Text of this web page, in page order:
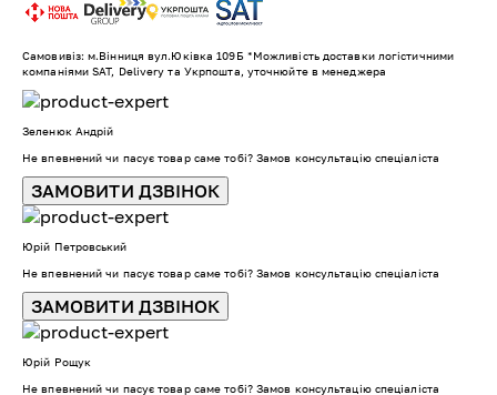
Самовивіз: м.Вінниця вул.Юківка 109Б *Можливість доставки логістичними
компаніями SAT, Delivery та Укрпошта, уточнюйте в менеджера
Зеленюк Андрій
Не впевнений чи пасує товар саме тобі? Замов консультацію спеціаліста
ЗАМОВИТИ ДЗВІНОК
Юрій Петровський
Не впевнений чи пасує товар саме тобі? Замов консультацію спеціаліста
ЗАМОВИТИ ДЗВІНОК
Юрій Рощук
Не впевнений чи пасує товар саме тобі? Замов консультацію спеціаліста